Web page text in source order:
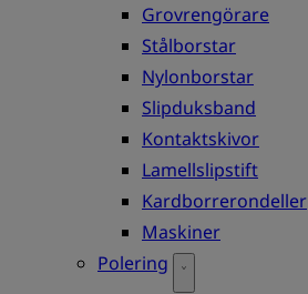
Grovrengörare
Stålborstar
Nylonborstar
Slipduksband
Kontaktskivor
Lamellslipstift
Kardborrerondeller
Maskiner
Polering